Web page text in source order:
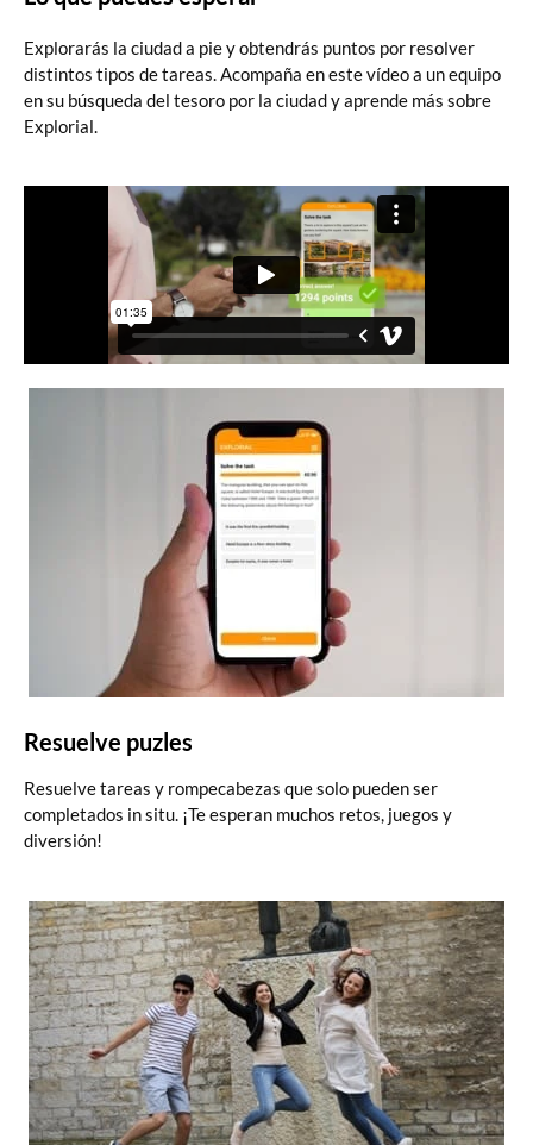
Explorarás la ciudad a pie y obtendrás puntos por resolver
distintos tipos de tareas. Acompaña en este vídeo a un equipo
en su búsqueda del tesoro por la ciudad y aprende más sobre
Explorial.
Resuelve puzles
Resuelve tareas y rompecabezas que solo pueden ser
completados in situ. ¡Te esperan muchos retos, juegos y
diversión!